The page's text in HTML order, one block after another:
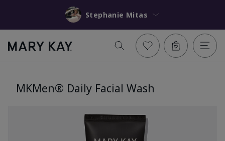
Stephanie Mitas
MKMen® Daily Facial Wash